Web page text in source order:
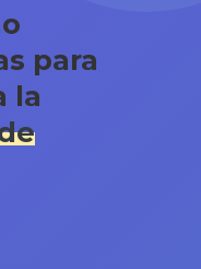
para
la